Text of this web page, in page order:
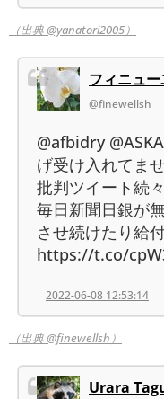
（出典 @yanatori2005）
フィニュ
@finewellsh
@afbidry
げ受け入れてま
批判ツイート続
毎日新聞日銀が
させ続けたり給
https://t.co/
2022-06-08 12:53:14
（出典 @finewellsh）
Urara